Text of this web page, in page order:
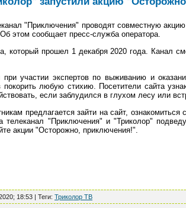
"Приключения" проводят совместную
этом сообщает пресс-служба оператора.
который прошел 1 декабря 2020 года. Канал
при участии экспертов по выживанию и
любую стихию. Посетители сайта
если заблудился в глухом лесу или
предлагается зайти на сайт, ознакомиться
"Приключения" и "Триколор"
акции "Осторожно, приключения!".
18:53 | Теги: Триколор ТВ